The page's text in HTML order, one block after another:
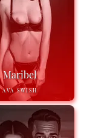
Maribel
AVA SWISH